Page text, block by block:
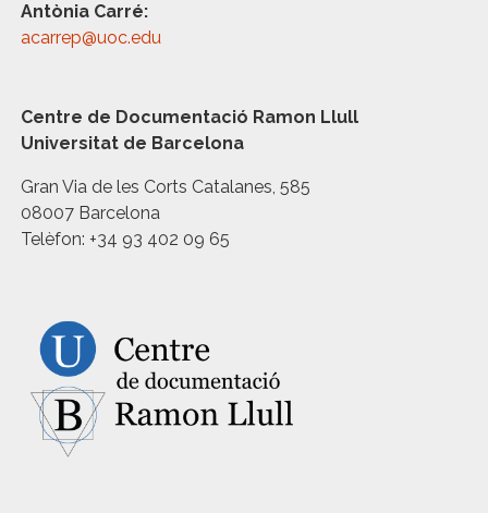
Antònia Carré:
acarrep@uoc.edu
Centre de Documentació Ramon Llull
Universitat de Barcelona
Gran Via de les Corts Catalanes, 585
08007 Barcelona
Telèfon: +34 93 402 09 65